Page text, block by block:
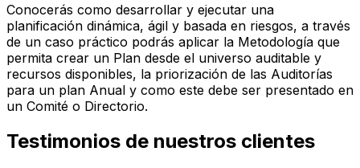
Conocerás como desarrollar y ejecutar una
planificación dinámica, ágil y basada en riesgos, a través
de un caso práctico podrás aplicar la Metodología que
permita crear un Plan desde el universo auditable y
recursos disponibles, la priorización de las Auditorías
para un plan Anual y como este debe ser presentado en
un Comité o Directorio.
Testimonios de nuestros clientes